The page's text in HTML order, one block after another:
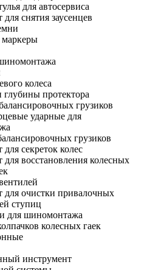
для автосервиса
снятия заусенцев
колеса
глубины протектора
грузиков
ударные для
грузиков
секреток колес
восстановления колесных
для очистки привалочных
ступиц
для шиномонтажа
колесных гаек
инструмент